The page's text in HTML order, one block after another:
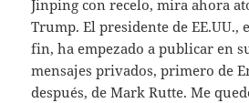
Jinping con recelo, mira ahora
Trump. El presidente de EE.UU.,
fin, ha empezado a publicar en
mensajes privados, primero de
después, de Mark Rutte. Me